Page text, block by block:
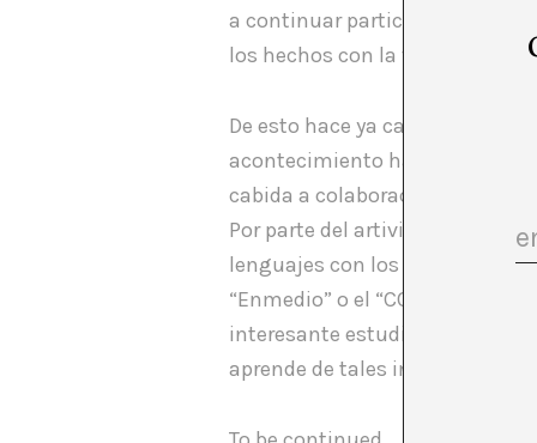
a continuar participando con el
los hechos con la versión
De esto hace ya casi doce
acontecimiento ha supuesto
cabida a colaboraciones con
Por parte del artivismo, estos
lenguajes con los que
“Enmedio” o el “CCCB”
interesante estudiar los
aprende de tales interacciones?